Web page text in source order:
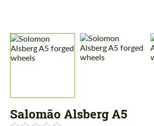
Salomão Alsberg A5